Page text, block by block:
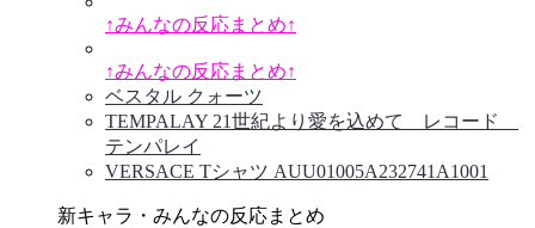
↑みんなの反応まとめ↑
↑みんなの反応まとめ↑
ベスタル クォーツ
TEMPALAY 21世紀より愛を込めて レコード
テンパレイ
VERSACE Tシャツ AUU01005A232741A1001
新キャラ・みんなの反応まとめ